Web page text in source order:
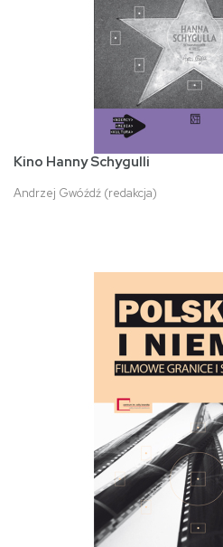
Kino Hanny Schygulli
Andrzej Gwóźdź (redakcja)